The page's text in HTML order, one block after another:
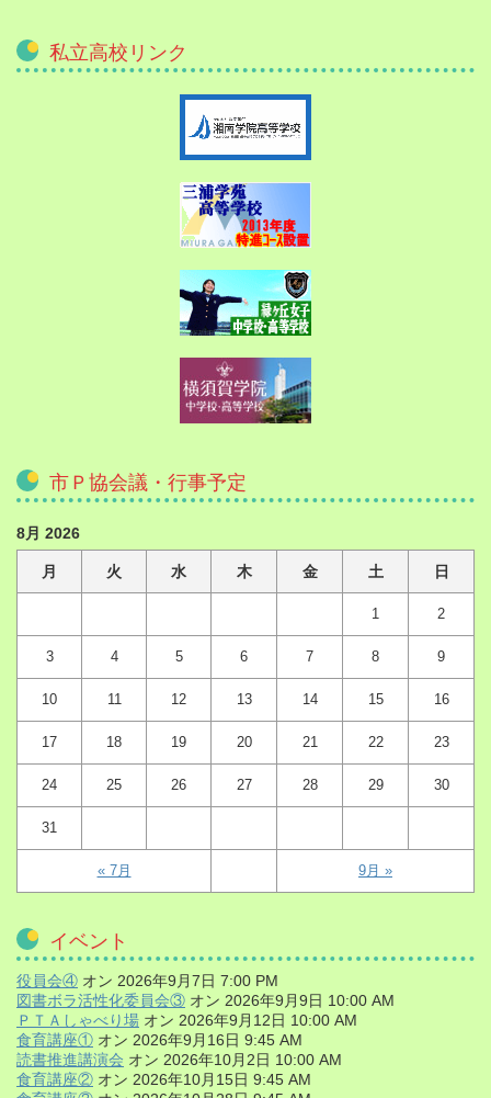
私立高校リンク
市Ｐ協会議・行事予定
8月 2026
月 火 水 木 金 土 日
1 2
3 4 5 6 7 8 9
10 11 12 13 14 15 16
17 18 19 20 21 22 23
24 25 26 27 28 29 30
31
« 7月 9月 »
イベント
役員会④ オン 2026年9月7日 7:00 PM
図書ボラ活性化委員会③ オン 2026年9月9日 10:00 AM
ＰＴＡしゃべり場 オン 2026年9月12日 10:00 AM
食育講座① オン 2026年9月16日 9:45 AM
読書推進講演会 オン 2026年10月2日 10:00 AM
食育講座② オン 2026年10月15日 9:45 AM